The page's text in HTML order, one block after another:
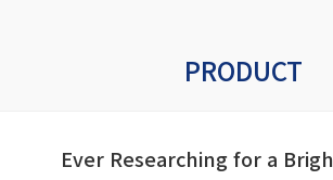
PRODUCT
Ever Researching for a